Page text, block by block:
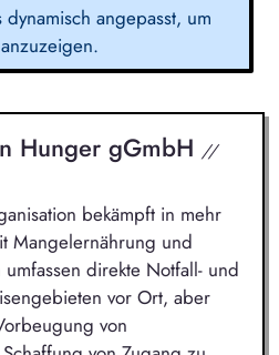
angepasst, um
Hunger gGmbH //
bekämpft in mehr
Mangelernährung und
direkte Notfall- und
vor Ort, aber
von